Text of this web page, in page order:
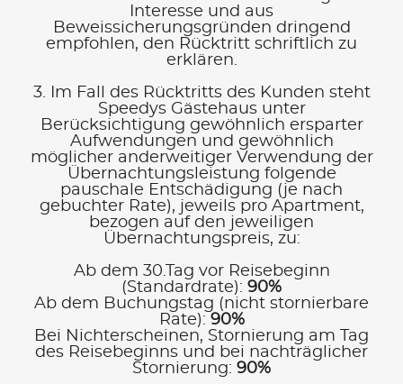
Interesse und aus
Beweissicherungsgründen dringend
empfohlen, den Rücktritt schriftlich zu
erklären.
3. Im Fall des Rücktritts des Kunden steht
Speedys Gästehaus unter
Berücksichtigung gewöhnlich ersparter
Aufwendungen und gewöhnlich
möglicher anderweitiger Verwendung der
Übernachtungsleistung folgende
pauschale Entschädigung (je nach
gebuchter Rate), jeweils pro Apartment,
bezogen auf den jeweiligen
Übernachtungspreis, zu:
Ab dem 30.Tag vor Reisebeginn
(Standardrate): 90%
Ab dem Buchungstag (nicht stornierbare
Rate): 90%
Bei Nichterscheinen, Stornierung am Tag
des Reisebeginns und bei nachträglicher
Stornierung: 90%